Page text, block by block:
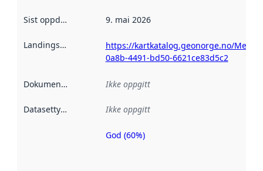
Sist oppdatert 9. mai 2026
Landingsside
https://kartkatalog.geonorge.no/
0a8b-4491-bd50-6621ce83d5c2
Dokumentasjon Ikke oppgitt
Datasettype Ikke oppgitt
Metadatakvalitet
God (60%)